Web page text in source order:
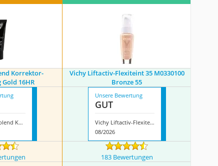
Korrektor-
16HR
Vichy Liftactiv-Flexiteint 35 M0330100
Bronze 55
Vichy Dermablend Korrektor-Grundierung Gold 16HR
Unsere Bewertung
GUT
Vichy Liftactiv-Flexiteint 35 M0330100 Bronze 55
08/2026
183 Bewertungen